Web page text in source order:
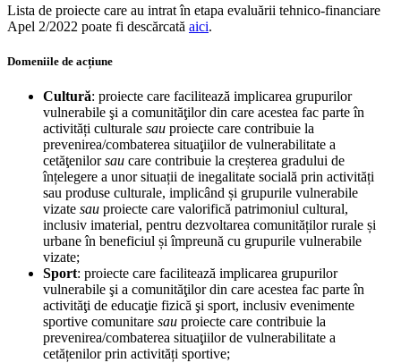
Lista de proiecte care au intrat în etapa evaluării tehnico-financiare
Apel 2/2022 poate fi descărcată aici.
Domeniile de acțiune
Cultură: proiecte care facilitează implicarea grupurilor
vulnerabile şi a comunităţilor din care acestea fac parte în
activități culturale sau proiecte care contribuie la
prevenirea/combaterea situaţiilor de vulnerabilitate a
cetăţenilorsau care contribuie la creșterea gradului de
înțelegere a unor situații de inegalitate socială prin activități
sau produse culturale, implicând și grupurile vulnerabile
vizate sau proiecte care valorifică patrimoniul cultural,
inclusiv imaterial, pentru dezvoltarea comunităților rurale și
urbane în beneficiul și împreună cu grupurile vulnerabile
vizate;
Sport: proiecte care facilitează implicarea grupurilor
vulnerabile şi a comunităţilor din care acestea fac parte în
activităţi de educaţie fizică şi sport, inclusiv evenimente
sportive comunitare sau proiecte care contribuie la
prevenirea/combaterea situaţiilor de vulnerabilitate a
cetățenilor prin activități sportive;